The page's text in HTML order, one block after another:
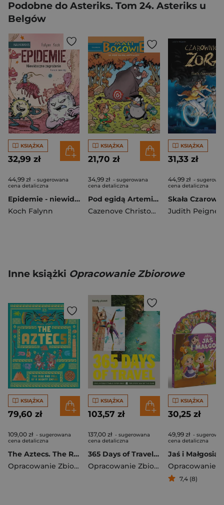
Podobne do Asteriks. Tom 24. Asteriks u
Belgów
KSIĄŻKA
32,99 zł
44,99 zł - sugerowana
cena detaliczna
Epidemie - niewidoczne zagrożenie
Koch Falynn
KSIĄŻKA
21,70 zł
34,99 zł - sugerowana
cena detaliczna
Pod egidą Artemidy. Mali bogowie. Tom 15
Cazenove Christophe
,Larbier
KSIĄŻKA
31,33 zł
44,99 zł -
cena detaliczna
Judith Peignen
Inne książki Opracowanie Zbiorowe
KSIĄŻKA
79,60 zł
109,00 zł - sugerowana
cena detaliczna
The Aztecs. The Rise and Fall of a Mighty Empire
Opracowanie Zbiorowe
KSIĄŻKA
103,57 zł
137,00 zł - sugerowana
cena detaliczna
365 Days of Travel. Lonely Planet
Opracowanie Zbiorowe
KSIĄŻKA
30,25 zł
49,99 zł -
cena detaliczna
Jaś i Małgosia
7,4 (8)